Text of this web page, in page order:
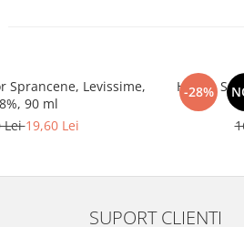
Sprancene, Levissime,
90 ml
Lei19,60 Lei
-28%
Henna
SUPORT CLIENTI